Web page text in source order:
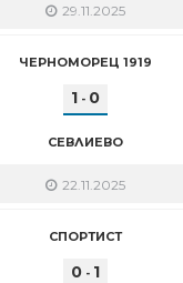
29.11.2025
ЧЕРНОМОРЕЦ 1919
1 - 0
СЕВЛИЕВО
22.11.2025
СПОРТИСТ
0 - 1